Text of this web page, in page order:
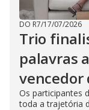
DO R7/17/07/2026
Trio
palavras
vencedor
Os participantes
toda a trajetória